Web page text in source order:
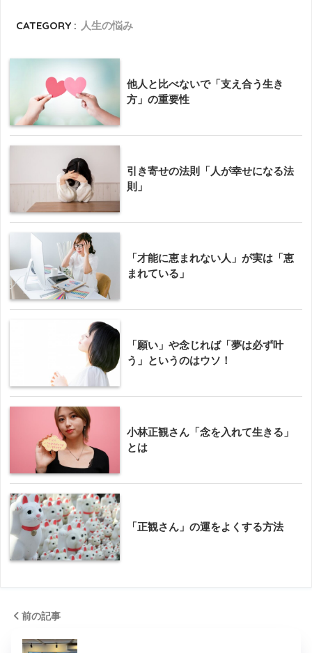
CATEGORY : 人生の悩み
他人と比べないで「支え合う生き
方」の重要性
引き寄せの法則「人が幸せになる法
則」
「才能に恵まれない人」が実は「恵
まれている」
「願い」や念じれば「夢は必ず叶
う」というのはウソ！
小林正観さん「念を入れて生きる」
とは
「正観さん」の運をよくする方法
前の記事